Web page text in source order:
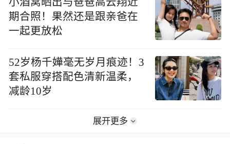
期合照！果然还是跟亲爸在
一起更放松
52岁杨千嬅毫无岁月痕迹！3
套私服穿搭配色清新温柔，
减龄10岁
展开更多